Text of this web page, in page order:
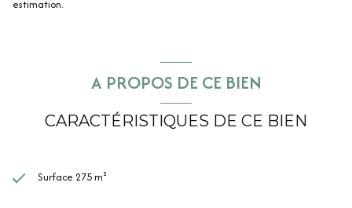
estimation.
A PROPOS DE CE BIEN
CARACTÉRISTIQUES DE CE BIEN
Surface 275 m²